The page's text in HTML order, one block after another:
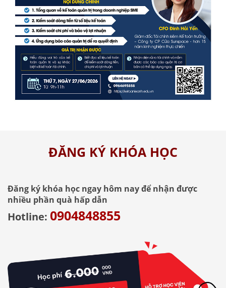
ĐĂNG KÝ KHÓA HỌC
Đăng ký khóa học ngay hôm nay để nhận được
nhiều phần quà hấp dẫn
Hotline: 0904848855